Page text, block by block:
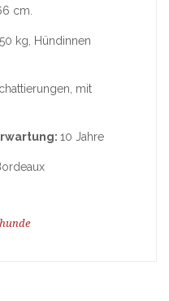
cm.
kg, Hündinnen
mit
10 Jahre